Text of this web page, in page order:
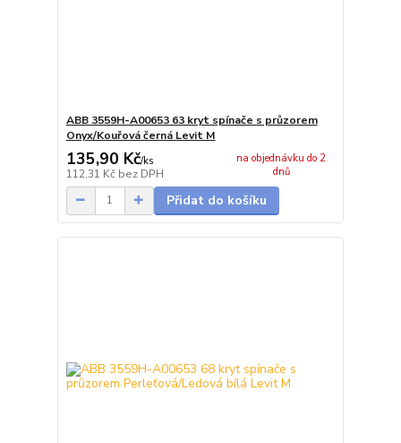
ABB 3559H-A00653 63 kryt spínače s průzorem
Onyx/Kouřová černá Levit M
135,90 Kč/ks
112,31 Kč bez DPH
na objednávku do 2
dnů
Přidat do košíku